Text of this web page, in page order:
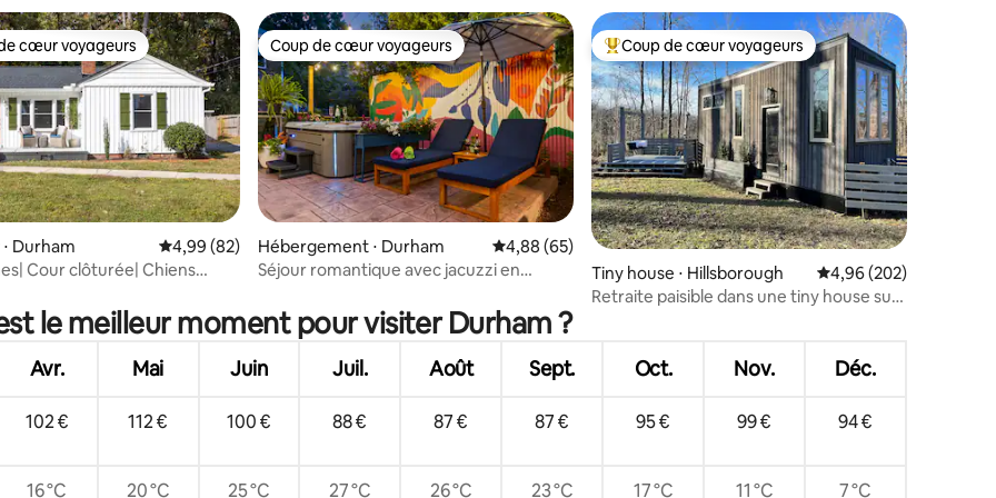
centre-ville
la base de 82 commentaires : 4,95 sur 5
cœur voyageurs les plus appréciés
cœur voyageurs
Durham Évaluation moyenne sur la base de 82 commentaires : 4,99 sur 5
4,99 (82)
Cour clôturée| Chiens
Coup de cœur voyageurs
Coup de cœur voyageurs
Hébergement ⋅ Durham Évaluation moyenne sur la base de 65 commentaires : 4,88 sur 5
4,88 (65)
Séjour romantique avec jacuzzi en
Coups de cœur voyageurs les plus appréciés
Coup de cœur voyageurs
Tiny house ⋅ Hillsborough Évaluation moyenne
4,96 (202)
Retraite paisible dans une tiny house sur
le meilleur moment pour visiter Durham ?
Avr. Mai Juin Juil. Août Sept. Oct. Nov. Déc.
102 € 112 € 100 € 88 € 87 € 87 € 95 € 99 € 94 €
16 °C 20 °C 25 °C 27 °C 26 °C 23 °C 17 °C 11 °C 7 °C